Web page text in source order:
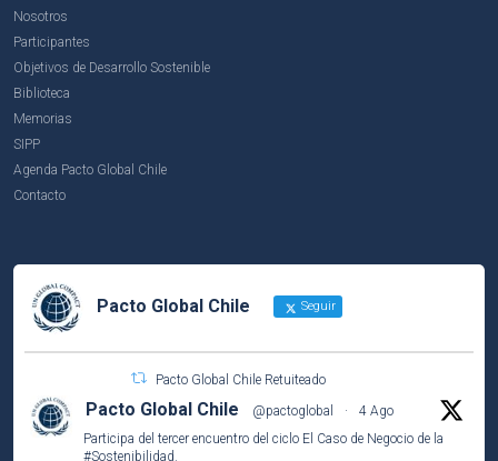
Nosotros
Participantes
Objetivos de Desarrollo Sostenible
Biblioteca
Memorias
SIPP
Agenda Pacto Global Chile
Contacto
Pacto Global Chile Seguir
Pacto Global Chile Retuiteado
Pacto Global Chile @pactoglobal ·
4 Ago
Participa del tercer encuentro del ciclo El Caso de Negocio de la
#Sostenibilidad